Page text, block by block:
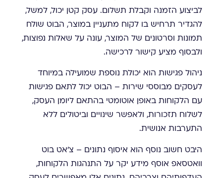
לביצוע הזמנה וקבלת תשלום. עסק קטן יכול, למשל,
להגדיר תרחיש בו לקוח מתעניין במוצר, הבוט שולח
תמונות וסרטונים של המוצר, עונה על שאלות נפוצות,
ולבסוף מציע קישור לרכישה.
ניהול פגישות הוא יכולת נוספת שמועילה במיוחד
לעסקים מבוססי שירות – הבוט יכול לתאם פגישות
עם הלקוחות באופן אוטומטי בהתאם ליומן העסק,
לשלוח תזכורות, ולאפשר שינויים וביטולים ללא
התערבות אנושית.
היבט חשוב נוסף הוא איסוף נתונים – צ'אט בוט
וואטסאפ אוסף מידע יקר על התנהגות הלקוחות,